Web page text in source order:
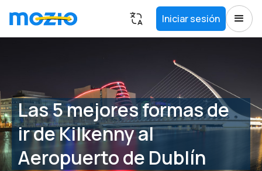
Iniciar sesión
Las 5 mejores formas de
ir de Kilkenny al
Aeropuerto de Dublín